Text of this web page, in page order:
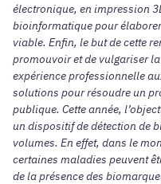
électronique, en impression
bioinformatique pour
viable. Enfin, le but de cette
promouvoir et de vulgariser
expérience professionnelle
solutions pour résoudre un
publique. Cette année,
un dispositif de détection de
volumes. En effet, dans le
certaines maladies peuvent
de la présence des